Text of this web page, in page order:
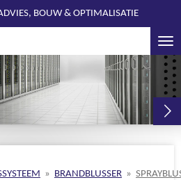
BOUW & OPTIMALISATIE
» BRANDBLUSSER »